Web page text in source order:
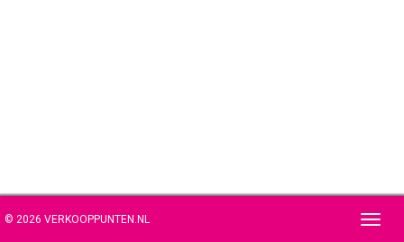
© 2026 VERKOOPPUNTEN.NL